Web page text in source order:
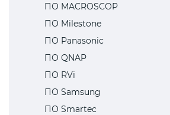
ПО MACROSCOP
ПО Milestone
ПО Panasonic
ПО QNAP
ПО RVi
ПО Samsung
ПО Smartec